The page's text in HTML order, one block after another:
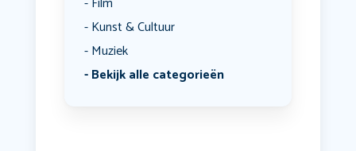
Kunst & Cultuur
Muziek
Bekijk alle categorieën